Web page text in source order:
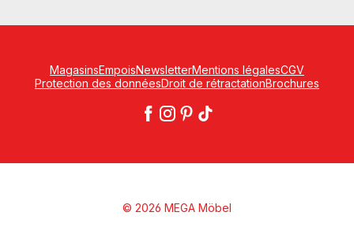
MagasinsEmpoisNewsletterMentions légalesCGV
Protection des donnéesDroit de rétractationBrochures
© 2026 MEGA Möbel